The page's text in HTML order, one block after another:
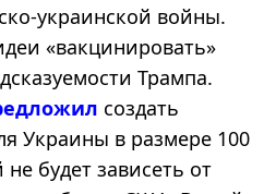
украинской войны.
«вакцинировать»
Трампа.
создать
Украины в размере 100
будет зависеть от